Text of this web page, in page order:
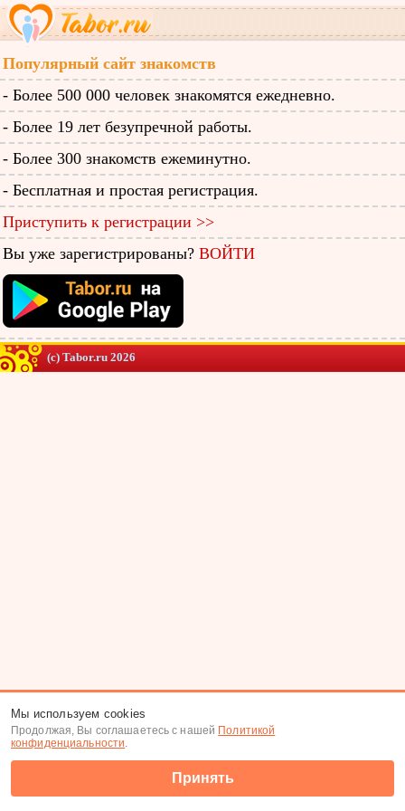
Популярный сайт знакомств
- Более 500 000 человек знакомятся ежедневно.
- Более 19 лет безупречной работы.
- Более 300 знакомств ежеминутно.
- Бесплатная и простая регистрация.
Приступить к регистрации >>
Вы уже зарегистрированы? ВОЙТИ
(c) Tabor.ru 2026
Мы используем cookies
Продолжая, Вы соглашаетесь с нашей Политикой
конфиденциальности.
Принять